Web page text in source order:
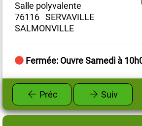
Salle polyvalente
76116 SERVAVILLE
SALMONVILLE
Fermée: Ouvre Samedi à
Préc Suiv